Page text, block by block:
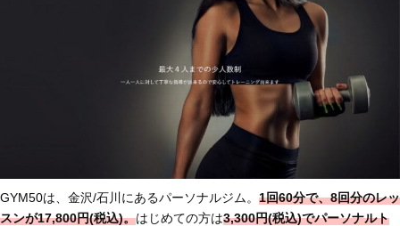
GYM50は、金沢/石川にあるパーソナルジム。 1回60分で、8回分のレッ
スンが17,800円(税込)。はじめての方は3,300円(税込)でパーソナルト